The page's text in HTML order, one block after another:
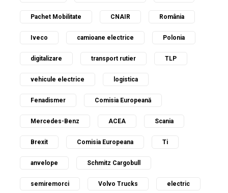
Pachet Mobilitate CNAIR România
Iveco camioane electrice Polonia
digitalizare transport rutier TLP
vehicule electrice logistica
Fenadismer Comisia Europeană
Mercedes-Benz ACEA Scania
Brexit Comisia Europeana Ti
anvelope Schmitz Cargobull
semiremorci Volvo Trucks electric